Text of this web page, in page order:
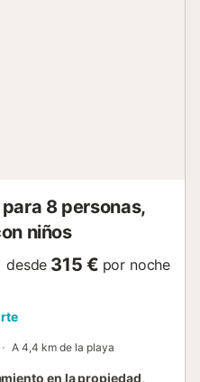
8 personas,
niños
desde 315 € por noche
A 4,4 km de la playa
en la propiedad,